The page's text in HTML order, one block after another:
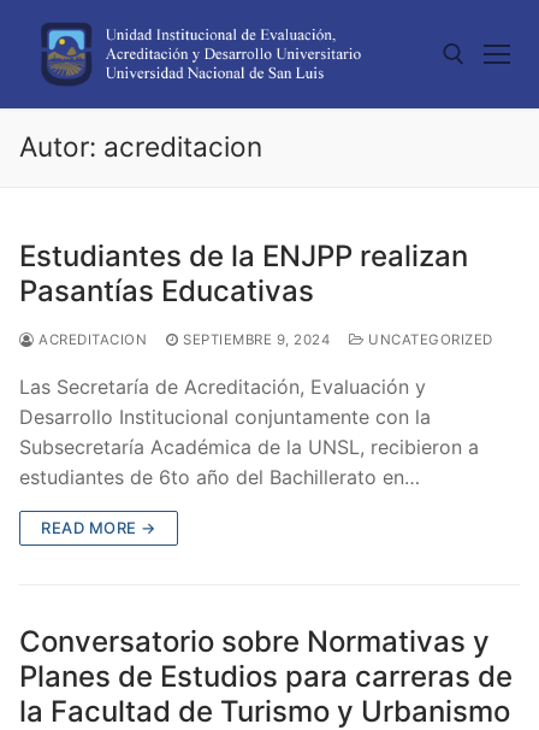
content
Search for:
Autor: acreditacion
Estudiantes de la ENJPP realizan
Pasantías Educativas
ACREDITACION SEPTIEMBRE 9, 2024 UNCATEGORIZED
Las Secretaría de Acreditación, Evaluación y
Desarrollo Institucional conjuntamente con la
Subsecretaría Académica de la UNSL, recibieron a
estudiantes de 6to año del Bachillerato en…
READ MORE →
Conversatorio sobre Normativas y
Planes de Estudios para carreras de
la Facultad de Turismo y Urbanismo